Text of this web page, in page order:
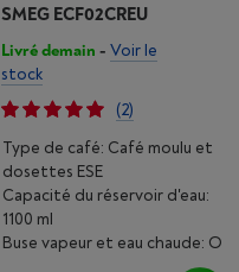
SMEG ECF02CREU
Livré demain - Voir le
stock
(2)
Type de café: Café moulu et
dosettes ESE
Capacité du réservoir d'eau:
1100 ml
Buse vapeur et eau chaude: Oui